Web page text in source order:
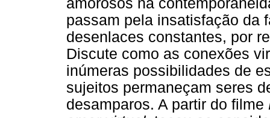
passam pela insatisfação da
desenlaces constantes, por
Discute como as conexões
inúmeras possibilidades de
sujeitos permaneçam seres
desamparos. A partir do filme